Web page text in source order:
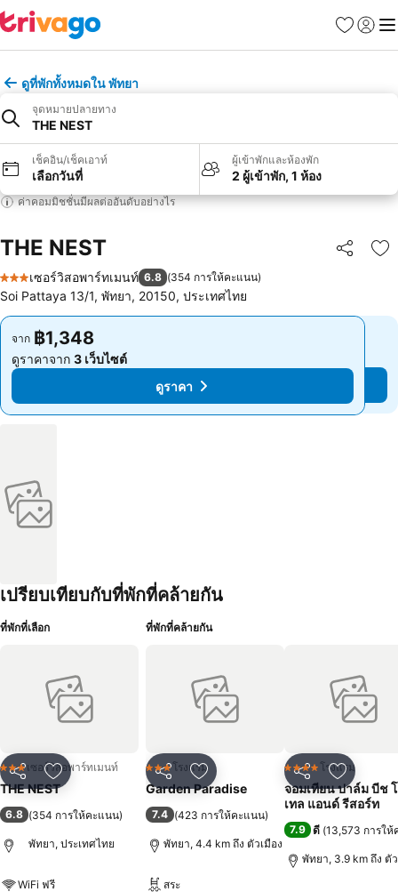
รายการโป
เข้าสู่ร
เมนู
ดูที่พักทั้งหมดใน พัทยา
จุดหมายปลายทาง
THE NEST
เช็คอิน/เช็คเอาท์
เลือกวันที่
ผู้เข้าพักและห้องพัก
2 ผู้เข้าพัก, 1 ห้อง
ค่าคอมมิชชั่นมีผลต่ออันดับอย่างไร
THE NEST แชร์
เ
3 ดาว
เซอร์วิสอพาร์ทเมนท์ 6.8 (354 การให้คะแนน)
Soi Pattaya 13/1, พัทยา, 20150, ประเทศไทย
จาก ฿1,348
ดูราคาจาก 3 เว็บไซต์
ดูราคา
จาก ฿1,348
ดูราคาจาก 3 เว็บไซต์
ดูราคา
เปรียบเทียบกับที่พักที่คล้ายกัน
ที่พักที่เลือก
แชร์ เพิ่มในรายการโปรด
3 ดาวเซอร์วิสอพาร์ทเมนท์
THE NEST
6.8 (354 การให้คะแนน)
พัทยา, ประเทศไทย
WiFi ฟรี
ที่พักที่คล้ายกัน
แชร์ เพิ่มในรายการโปรด
3 ดาวโรงแรม
Garden Paradise
7.4 (423 การให้คะแนน)
พัทยา, 4.4 km ถึง ตัวเมือง
สระ
แชร์ เพิ่มในรา
4 ดาว โรงแรม
จอมเทียน ปาล์ม บีช
เทล แอนด์ รีสอร์ท
7.9 ดี (13,573 การให้
พัทยา, 3.9 km ถึง ตั